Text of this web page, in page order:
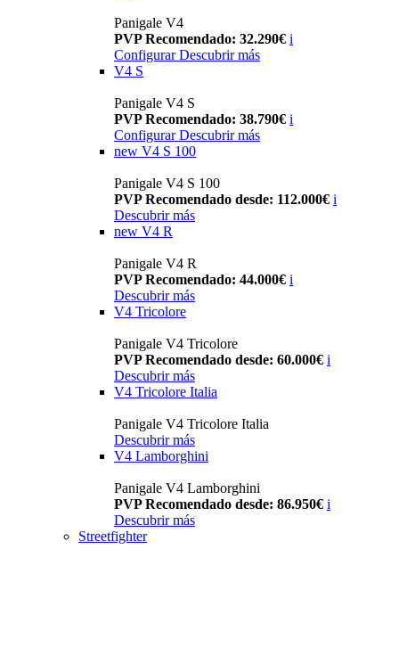
Panigale V4
PVP Recomendado: 32.290€ i
Configurar Descubrir más
V4 S
Panigale V4 S
PVP Recomendado: 38.790€ i
Configurar Descubrir más
new V4 S 100
Panigale V4 S 100
PVP Recomendado desde: 112.000€ i
Descubrir más
new V4 R
Panigale V4 R
PVP Recomendado: 44.000€ i
Descubrir más
V4 Tricolore
Panigale V4 Tricolore
PVP Recomendado desde: 60.000€ i
Descubrir más
V4 Tricolore Italia
Panigale V4 Tricolore Italia
Descubrir más
V4 Lamborghini
Panigale V4 Lamborghini
PVP Recomendado desde: 86.950€ i
Descubrir más
Streetfighter